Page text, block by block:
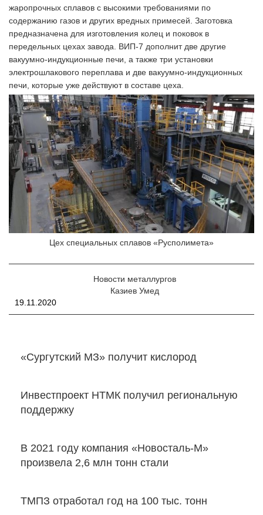
жаропрочных сплавов с высокими требованиями по
содержанию газов и других вредных примесей. Заготовка
предназначена для изготовления колец и поковок в
передельных цехах завода. ВИП-7 дополнит две другие
вакуумно-индукционные печи, а также три установки
электрошлакового переплава и две вакуумно-индукционных
печи, которые уже действуют в составе цеха.
Цех специальных сплавов «Русполимета»
Новости металлургов
Казиев Умед
19.11.2020
«Сургутский МЗ» получит кислород
Инвестпроект НТМК получил региональную
поддержку
В 2021 году компания «Новосталь-М»
произвела 2,6 млн тонн стали
ТМПЗ отработал год на 100 тыс. тонн